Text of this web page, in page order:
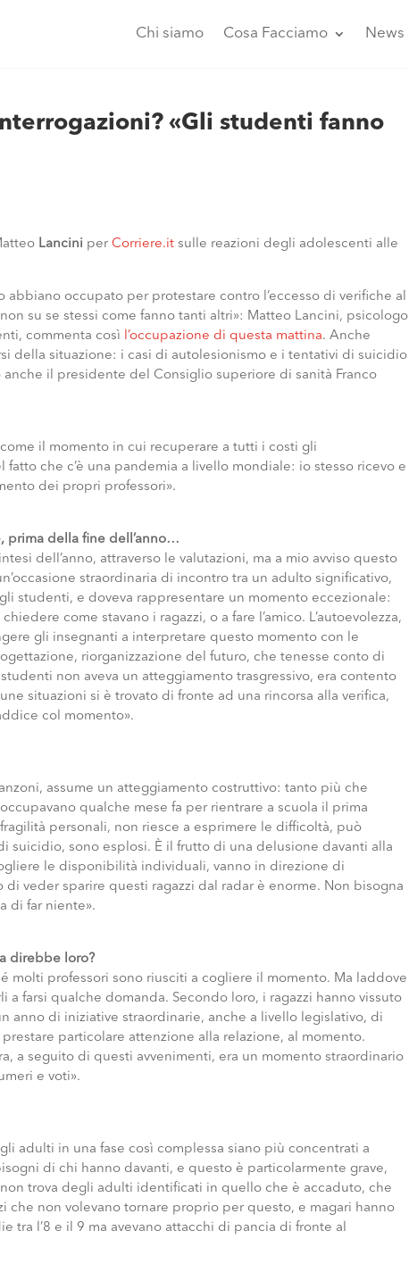
Chi siamo Cosa Facciamo News
«Gli studenti fanno
Lancini perCorriere.it sulle reazioni degli adolescenti alle
occupato per protestare contro l’eccesso di verifiche al
su se stessi come fanno tanti altri»: Matteo Lancini, psicologo
commenta così l’occupazione di questa mattina. Anche
della situazione: i casi di autolesionismo e i tentativi di suicidio
il presidente del Consiglio superiore di sanità Franco
il momento in cui recuperare a tutti i costi gli
che c’è una pandemia a livello mondiale: io stesso ricevo e
dei propri professori».
prima della fine dell’anno…
dell’anno, attraverso le valutazioni, ma a mio avviso questo
straordinaria di incontro tra un adulto significativo,
studenti, e doveva rappresentare un momento eccezionale:
come stavano i ragazzi, o a fare l’amico. L’autoevolezza,
gli insegnanti a interpretare questo momento con le
riorganizzazione del futuro, che tenesse conto di
non aveva un atteggiamento trasgressivo, era contento
situazioni si è trovato di fronte ad una rincorsa alla verifica,
col momento».
assume un atteggiamento costruttivo: tanto più che
qualche mese fa per rientrare a scuola il prima
personali, non riesce a esprimere le difficoltà, può
suicidio, sono esplosi. È il frutto di una delusione davanti alla
le disponibilità individuali, vanno in direzione di
veder sparire questi ragazzi dal radar è enorme. Non bisogna
di far niente».
direbbe loro?
molti professori sono riusciti a cogliere il momento. Ma laddove
farsi qualche domanda. Secondo loro, i ragazzi hanno vissuto
anno di iniziative straordinarie, anche a livello legislativo, di
particolare attenzione alla relazione, al momento.
a seguito di questi avvenimenti, era un momento straordinario
e voti».
adulti in una fase così complessa siano più concentrati a
di chi hanno davanti, e questo è particolarmente grave,
trova degli adulti identificati in quello che è accaduto, che
che non volevano tornare proprio per questo, e magari hanno
tra l’8 e il 9 ma avevano attacchi di pancia di fronte al